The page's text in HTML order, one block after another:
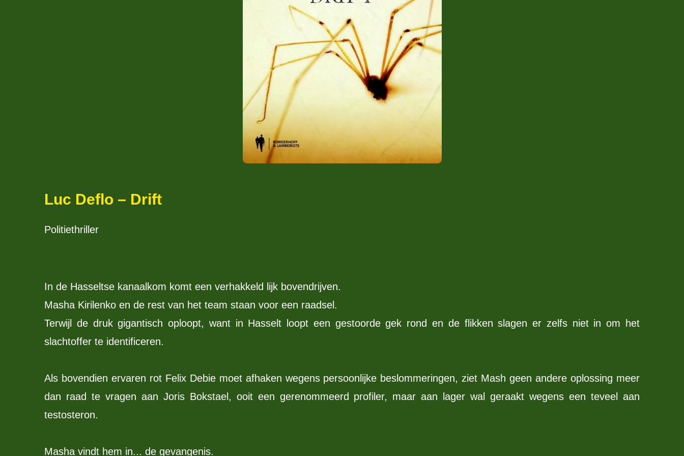
Luc Deflo – Drift
Politiethriller
In de Hasseltse kanaalkom komt een verhakkeld lijk bovendrijven.
Masha Kirilenko en de rest van het team staan voor een raadsel.
Terwijl de druk gigantisch oploopt, want in Hasselt loopt een gestoorde gek rond en de flikken slagen er zelfs niet in om het
slachtoffer te identificeren.
Als bovendien ervaren rot Felix Debie moet afhaken wegens persoonlijke beslommeringen, ziet Mash geen andere oplossing meer
dan raad te vragen aan Joris Bokstael, ooit een gerenommeerd profiler, maar aan lager wal geraakt wegens een teveel aan
testosteron.
Masha vindt hem in... de gevangenis.